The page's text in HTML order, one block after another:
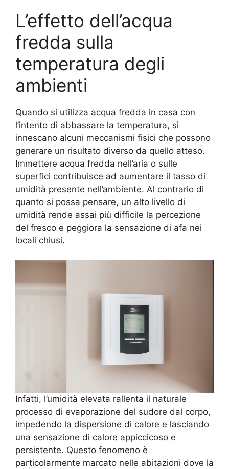
L’effetto dell’acqua
fredda sulla
temperatura degli
ambienti
Quando si utilizza acqua fredda in casa con
l’intento di abbassare la temperatura, si
innescano alcuni meccanismi fisici che possono
generare un risultato diverso da quello atteso.
Immettere acqua fredda nell’aria o sulle
superfici contribuisce ad aumentare il tasso di
umidità presente nell’ambiente. Al contrario di
quanto si possa pensare, un alto livello di
umidità rende assai più difficile la percezione
del fresco e peggiora la sensazione di afa nei
locali chiusi.
Infatti, l’umidità elevata rallenta il naturale
processo di evaporazione del sudore dal corpo,
impedendo la dispersione di calore e lasciando
una sensazione di calore appiccicoso e
persistente. Questo fenomeno è
particolarmente marcato nelle abitazioni dove la